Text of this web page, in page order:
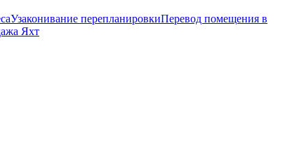
Узаконивание перепланировкиПеревод помещения в
Яхт